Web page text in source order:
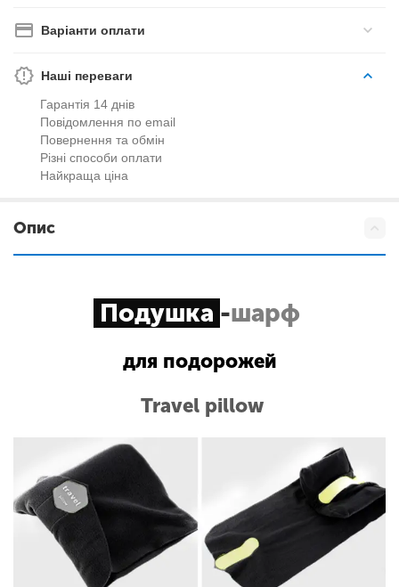
Варіанти оплати
Наші переваги
Гарантія 14 днів
Повідомлення по email
Повернення та обмін
Різні способи оплати
Найкраща ціна
Опис
Подушка -шарф
для подорожей
Travel pillow